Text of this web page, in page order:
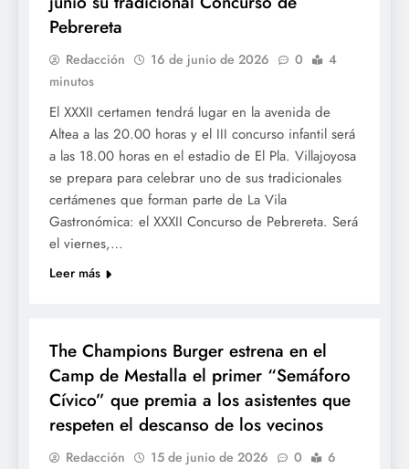
Pebrereta
Redacción 16 de junio de 2026 0
4
minutos
El XXXII certamen tendrá lugar en la avenida de
Altea a las 20.00 horas y el III concurso infantil será
a las 18.00 horas en el estadio de El Pla. Villajoyosa
se prepara para celebrar uno de sus tradicionales
certámenes que forman parte de La Vila
Gastronómica: el XXXII Concurso de Pebrereta. Será
el viernes,…
Leer más
The Champions Burger estrena en el
Camp de Mestalla el primer “Semáforo
Cívico” que premia a los asistentes que
respeten el descanso de los vecinos
Redacción 15 de junio de 2026 0
6